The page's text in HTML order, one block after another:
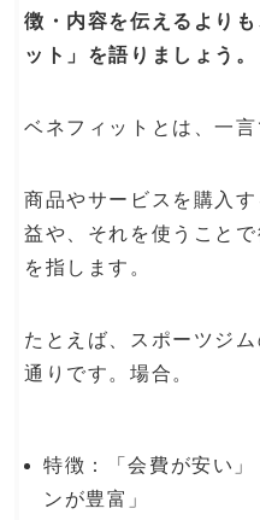
徴・内容を伝えるより
ット」を語りましょう。
ベネフィットとは、一
商品やサービスを購入
益や、それを使うこと
を指します。
たとえば、スポーツジ
通りです。場合。
特徴：「会費が安い
ンが豊富」